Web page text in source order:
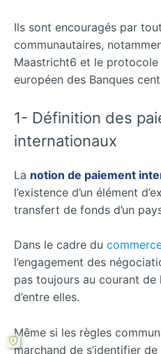
Ils sont encouragés par
communautaires,
Maastricht6 et le
européen des Banques
1- Définition des
internationaux
La notion de paiement
l’existence d’un élément
transfert de fonds d’un
Dans le cadre du
l’engagement des
pas toujours au courant
d’entre elles.
Même si les règles
marchand de s’identifier